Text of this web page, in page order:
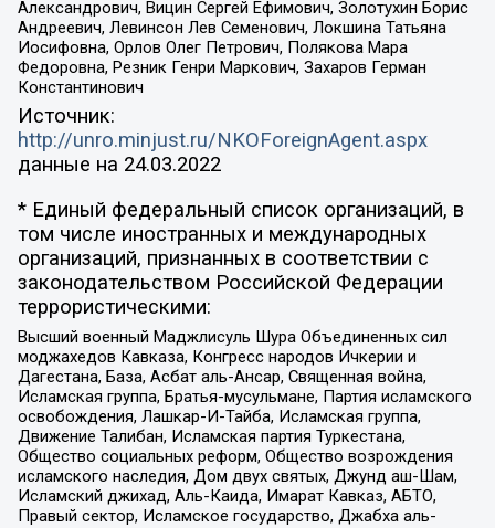
Александрович, Вицин Сергей Ефимович, Золотухин Борис
Андреевич, Левинсон Лев Семенович, Локшина Татьяна
Иосифовна, Орлов Олег Петрович, Полякова Мара
Федоровна, Резник Генри Маркович, Захаров Герман
Константинович
Источник:
http://unro.minjust.ru/NKOForeignAgent.aspx
данные на 24.03.2022
* Единый федеральный список организаций, в
том числе иностранных и международных
организаций, признанных в соответствии с
законодательством Российской Федерации
террористическими:
Высший военный Маджлисуль Шура Объединенных сил
моджахедов Кавказа, Конгресс народов Ичкерии и
Дагестана, База, Асбат аль-Ансар, Священная война,
Исламская группа, Братья-мусульмане, Партия исламского
освобождения, Лашкар-И-Тайба, Исламская группа,
Движение Талибан, Исламская партия Туркестана,
Общество социальных реформ, Общество возрождения
исламского наследия, Дом двух святых, Джунд аш-Шам,
Исламский джихад, Аль-Каида, Имарат Кавказ, АБТО,
Правый сектор, Исламское государство, Джабха аль-